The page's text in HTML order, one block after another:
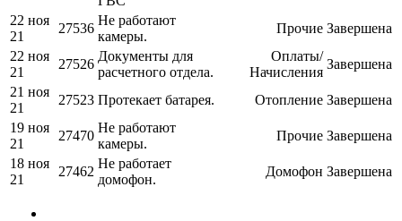
22 ноя
21
27536
Не работают
камеры.
Прочие Завершена
22 ноя
21
27526
Документы для
расчетного отдела.
Оплаты/
Начисления
Завершена
21 ноя
21
27523 Протекает батарея. Отопление Завершена
19 ноя
21
27470
Не работают
камеры.
Прочие Завершена
18 ноя
21
27462
Не работает
домофон.
Домофон Завершена